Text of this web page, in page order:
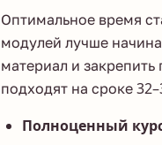
Оптимальное время
модулей лучше
материал и
подходят на сроке
Полноценный